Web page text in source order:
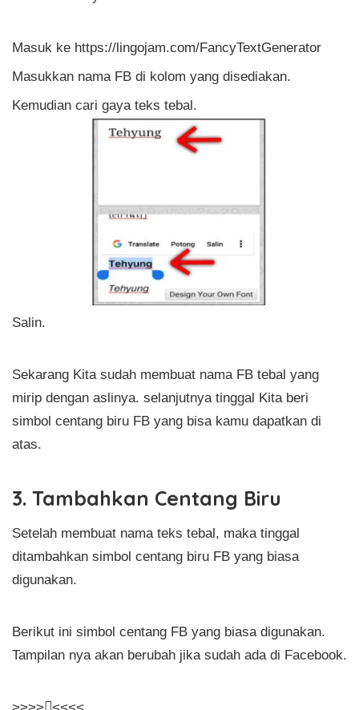
Masuk ke https://lingojam.com/FancyTextGenerator
Masukkan nama FB di kolom yang disediakan.
Kemudian cari gaya teks tebal.
Salin.
Sekarang Kita sudah membuat nama FB tebal yang
mirip dengan aslinya. selanjutnya tinggal Kita beri
simbol centang biru FB yang bisa kamu dapatkan di
atas.
3. Tambahkan Centang Biru
Setelah membuat nama teks tebal, maka tinggal
ditambahkan simbol centang biru FB yang biasa
digunakan.
Berikut ini simbol centang FB yang biasa digunakan.
Tampilan nya akan berubah jika sudah ada di Facebook.